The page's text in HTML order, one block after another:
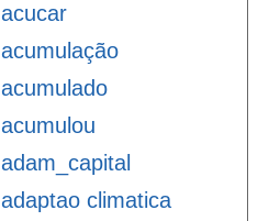
acucar
acumulação
acumulado
acumulou
adam_capital
adaptao climatica